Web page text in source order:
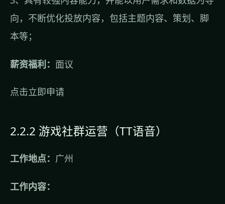
向，不断优化投放内容，包括主题内容、策划、脚
本等；
薪资福利： 面议
点击立即申请
2.2.2 游戏社群运营（TT语音）
工作地点： 广州
工作内容：